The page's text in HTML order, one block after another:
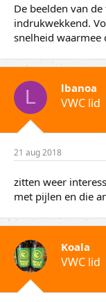
De beelden van
indrukwekkend.
snelheid waarmee
L lbanoa
VWC lid
21 aug 2018
zitten weer
met pijlen en die
Koala
VWC lid